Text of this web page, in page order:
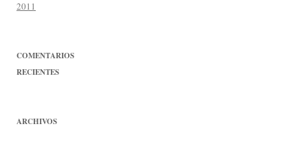
2011
COMENTARIOS
RECIENTES
ARCHIVOS